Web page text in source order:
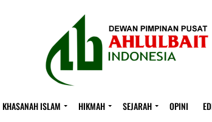
KHASANAH ISLAM HIKMAH SEJARAH OPINI